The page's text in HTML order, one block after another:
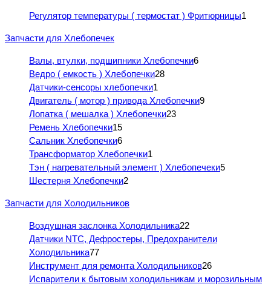
Регулятор температуры ( термостат ) Фритюрницы1
Запчасти для Хлебопечек
Валы, втулки, подшипники Хлебопечки6
Ведро ( емкость ) Хлебопечки28
Датчики-сенсоры хлебопечки1
Двигатель ( мотор ) привода Хлебопечки9
Лопатка ( мешалка ) Хлебопечки23
Ремень Хлебопечки15
Сальник Хлебопечки6
Трансформатор Хлебопечки1
Тэн ( нагревательный элемент ) Хлебопечеки5
Шестерня Хлебопечки2
Запчасти для Холодильников
Воздушная заслонка Холодильника22
Датчики NTC, Дефростеры, Предохранители
Холодильника77
Инструмент для ремонта Холодильников26
Испарители к бытовым холодильникам и морозильным